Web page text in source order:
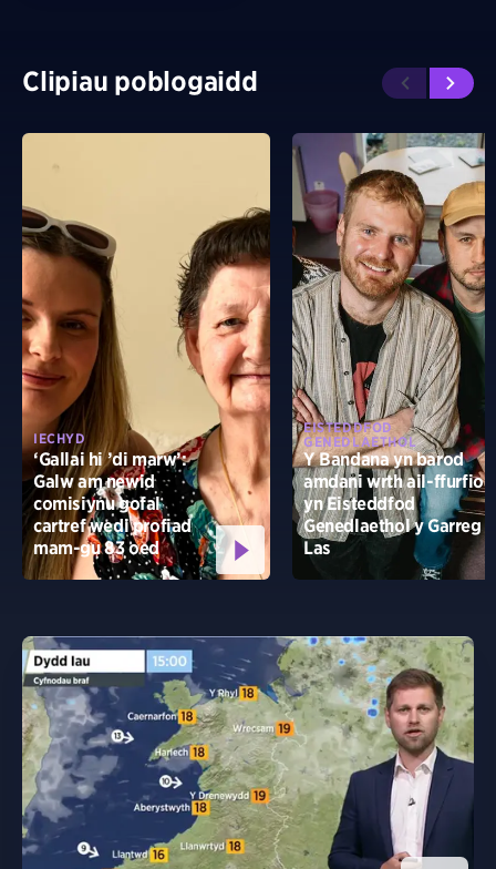
Clipiau poblogaidd
IECHYD
‘Gallai hi ’di marw’:
Galw am newid
comisiynu gofal
cartref wedi profiad
mam-gu 83 oed
EISTEDDFOD
GENEDLAETHOL
Y Bandana yn barod
amdani wrth ail-ffurfio
yn Eisteddfod
Genedlaethol y Garreg
Las